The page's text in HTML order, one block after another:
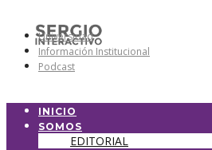
Universidad
Información Institucional
Podcast
INICIO
SOMOS
EDITORIAL